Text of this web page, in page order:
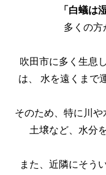
「白蟻は
多くの方
吹田市に多く生息
は、
水を遠くまで
そのため、特に川
土壌など、 水分
また、近隣にそう